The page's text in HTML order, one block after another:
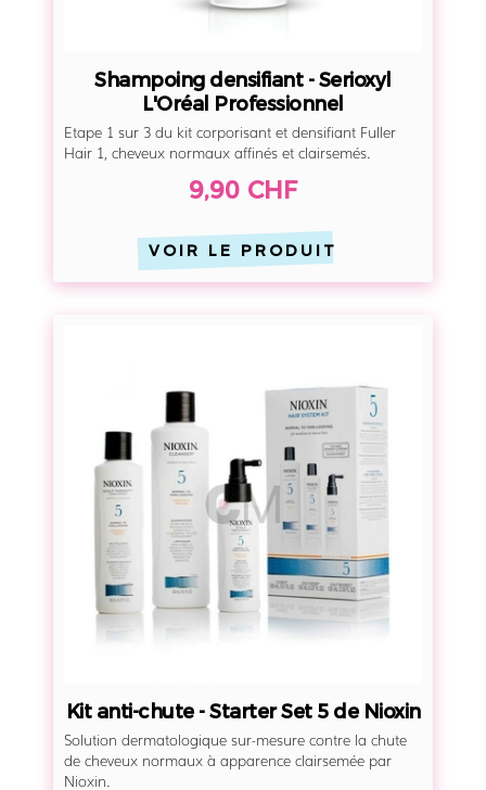
n
f
i
a
n
-
S
e
l
L
'
O
r
é
a
r
o
f
Shampoing densifiant - Serioxyl
L'Oréal Professionnel
Etape 1 sur 3 du kit corporisant et densifiant Fuller
Hair 1, cheveux normaux affinés et clairsemés.
9,90 CHF
VOIR LE PRODUIT
t
i
-
c
h
u
t
S
t
Kit anti-chute - Starter Set 5 de Nioxin
Solution dermatologique sur-mesure contre la chute
de cheveux normaux à apparence clairsemée par
Nioxin.